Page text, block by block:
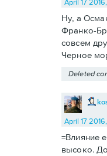
April 17
Ну, а
Франко-
совсем
Черное
Deleted
April 17
=Влияние
высоко.